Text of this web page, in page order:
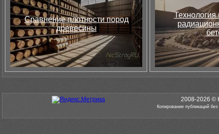
Сравнение плотности пород
древесины
Технология
2008-2026 ©
Копирование публикаций